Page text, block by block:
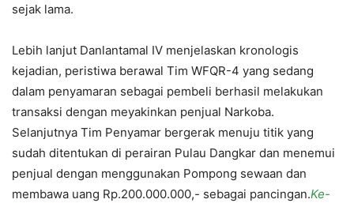
sejak lama.
Lebih lanjut Danlantamal IV menjelaskan kronologis
kejadian, peristiwa berawal Tim WFQR-4 yang sedang
dalam penyamaran sebagai pembeli berhasil melakukan
transaksi dengan meyakinkan penjual Narkoba.
Selanjutnya Tim Penyamar bergerak menuju titik yang
sudah ditentukan di perairan Pulau Dangkar dan menemui
penjual dengan menggunakan Pompong sewaan dan
membawa uang Rp.200.000.000,- sebagai pancingan.Ke-